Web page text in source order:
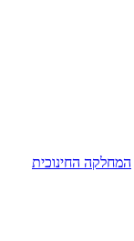
המחלקה החינוכית